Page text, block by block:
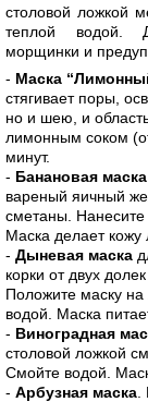
столовой ложкой
теплой водой.
морщинки и
- Маска
стягивает поры,
но и шею, и
лимонным соком
минут.
- Банановая маска
вареный яичный
сметаны. Нанесите
Маска делает кожу
-Дыневая маска
корки от двух
Положите маску
водой. Маска
- Виноградная
столовой ложкой
Смойте водой.
-Арбузная маска